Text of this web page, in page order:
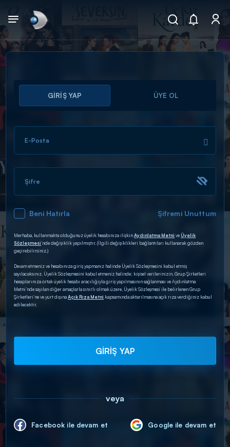
Arama
ARAMA SONUÇLARI
DİĞER SONUÇLAR
GİRİŞ YAP ÜYE OL
E-Posta
Şifre
Beni Hatırla Şifremi Unuttum
Merhaba, kullanmakta olduğunuz üyelik hesabınıza ilişkinAydınlatma Metni veÜyelik
Sözleşmesi’nde değişiklik yapılmıştır. (İlgili değişiklikleri bağlantıları kullanarak gözden
geçirebilirsiniz.)
Devam etmeniz ve hesabınıza giriş yapmanız halinde Üyelik Sözleşmesini kabul etmiş
sayılacaksınız. Üyelik Sözleşmesini kabul etmeniz halinde; kişisel verilerinizin, Grup Şirketleri
hesaplarınıza ortak üyelik hesabı aracılığıyla giriş yapılmasının sağlanması ve Aydınlatma
Metni’nde sayılan diğer amaçlarla sınırlı olmak üzere, Üyelik Sözleşmesi ile belirlenen Grup
Şirketleri’ne ve yurt dışınaAçık Rıza Metni kapsamında aktarılmasına açık rıza verdiğiniz kabul
edilecektir.
GİRİŞ YAP
veya
Facebook ile devam et Google ile devam et